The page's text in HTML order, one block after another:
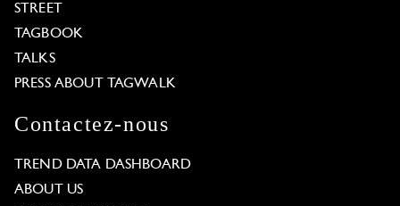
STREET
TAGBOOK
TALKS
PRESS ABOUT TAGWALK
Contactez-nous
TREND DATA DASHBOARD
ABOUT US